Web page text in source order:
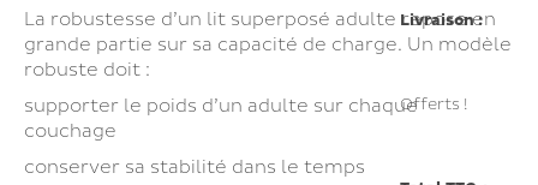
Livraison :
Offerts !
La robustesse d’un lit superposé adulte repose en
grande partie sur sa capacité de charge. Un modèle
robuste doit :
supporter le poids d’un adulte sur chaque
couchage
conserver sa stabilité dans le temps